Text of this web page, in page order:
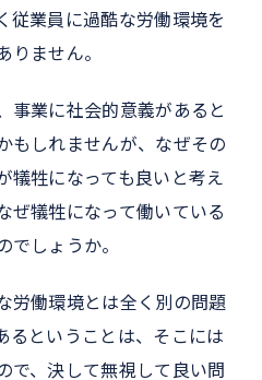
従業員に過酷な労働環境を
ません。
事業に社会的意義があると
もしれませんが、なぜその
犠牲になっても良いと考え
ぜ犠牲になって働いている
でしょうか。
労働環境とは全く別の問題
るということは、そこには
で、決して無視して良い問